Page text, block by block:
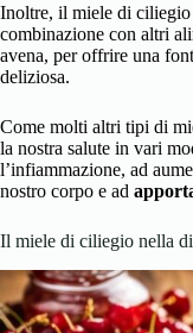
Inoltre, il miele di ciliegio
combinazione con altri
avena, per offrire una
deliziosa.
Come molti altri tipi di
la nostra salute in vari
l’infiammazione, ad
nostro corpo e ad
Il miele di ciliegio nella